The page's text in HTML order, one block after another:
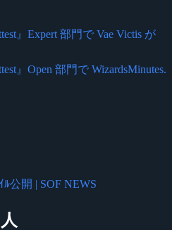
』Expert 部門で Vae Victis が
』Open 部門で WizardsMinutes.
公開 | SOF NEWS